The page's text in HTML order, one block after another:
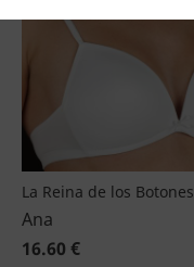
La Reina de los Botones
Ana
16.60 €